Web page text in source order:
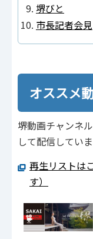
堺びと
市長記者会見
オススメ
堺動画チャンネ
して配信していま
再生リストは
す）